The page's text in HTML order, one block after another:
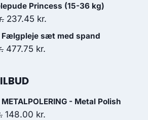
999.00 kr..899.10 kr..
pris
var:
119.00 kr..
pris
er:
79.00 kr..
Princess (15-36 kg)
Den
oprindelige
pris
237.45 kr.
aktuelle
sæt med spand
Den
pris
637.00 kr..
477.75 kr.
477.75 kr..- Metal Polish
Den
148.00 kr.